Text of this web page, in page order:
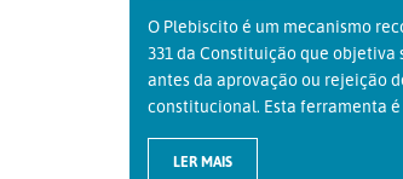
O Plebiscito é um mecanismo
331 da Constituição que objetiva
antes da aprovação ou rejeição
constitucional. Esta ferramenta
LER MAIS